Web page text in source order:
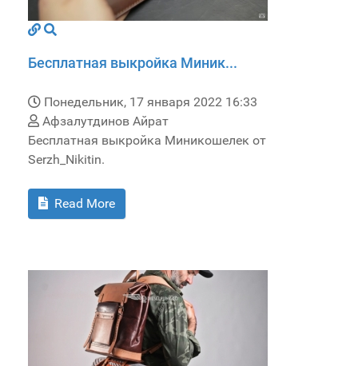
Бесплатная выкройка Миник...
Понедельник, 17 января 2022 16:33
Афзалутдинов Айрат
Бесплатная выкройка Миникошелек от
Serzh_Nikitin.
Read More